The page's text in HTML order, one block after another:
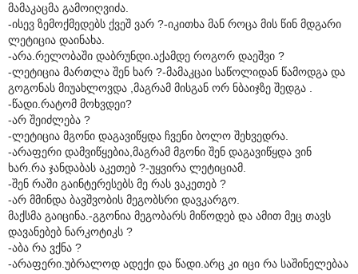
მამაკაცმა გამოიღვიძა.
-ისევ ზემოქმედებს ქვეშ ვარ ?-იკითხა მან როცა მის წინ მდგარი
ლეტიცია დაინახა.
-არა.რელობაში დაბრუნდი.აქამდე როგორ დაეშვი ?
-ლეტიცია მართლა შენ ხარ ?-მამაკცაი საწოლიდან წამოდგა და
გოგონას მიუახლოვდა ,მაგრამ მისგან ორ ნბაიჯზე შედგა .
-წადი.რატომ მოხვდეი?
-არ შეიძლება ?
-ლეტიცია მგონი დაგავიწყდა ჩვენი ბოლო შეხვედრა.
-არაფერი დამვიწყებია,მაგრამ მგონი შენ დაგავიწყდა ვინ
ხარ.რა ჯანდაბას აკეთებ ?-უყვირა ლეტიციამ.
-შენ რაში გაინტერესებს მე რას ვაკეთებ ?
-არ მმინდა ბავშვობის მეგობსრი დავკარგო.
მაქსმა გაიცინა.-გგონია მეგობარს მიწოდებ და ამით მეც თავს
დავანებებ ნარკოტიკს ?
-აბა რა ვქნა ?
-არაფერი.უბრალოდ ადექი და წადი.არც კი იცი რა საშინელებაა